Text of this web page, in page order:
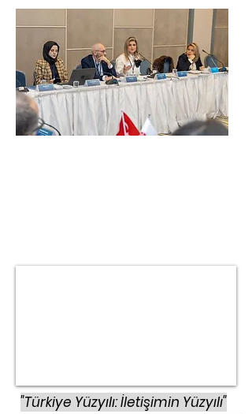
"Türkiye Yüzyılı: İletişimin Yüzyılı"